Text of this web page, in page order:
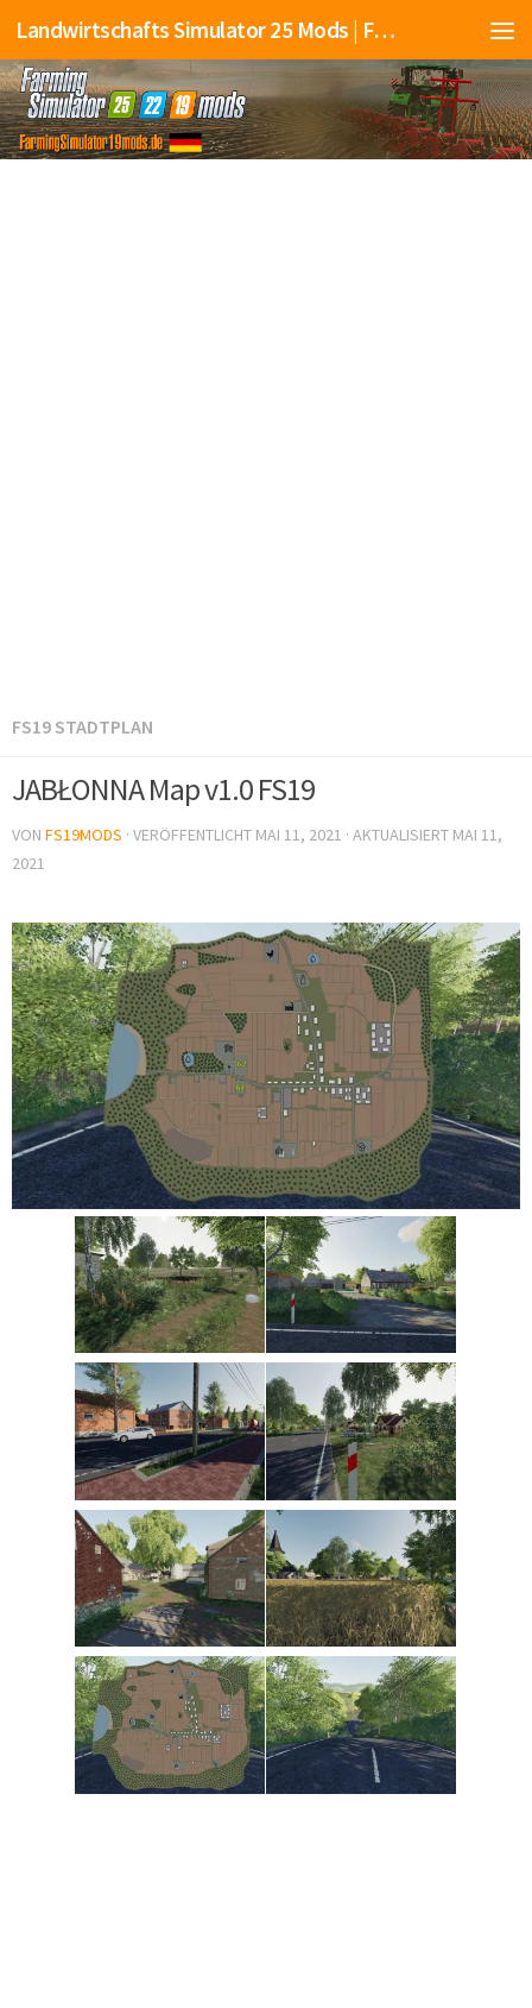
Landwirtschafts Simulator 25 Mods | Farming Simulator 25 Mods | FS25 Mods
FS19 STADTPLAN
JABŁONNA Map v1.0 FS19
VON FS19MODS · VERÖFFENTLICHT MAI 11, 2021 · AKTUALISIERT MAI 11,
2021